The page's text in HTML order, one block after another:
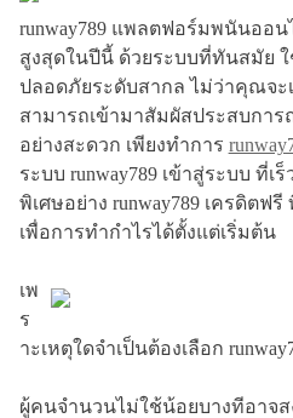
runway789 แพลตฟอร์มพนันออ
สูงสุดในปีนี้ ด้วยระบบที่ทันสมัย
ปลอดภัยระดับสากล ไม่ว่าคุณจ
สามารถเข้ามาสัมผัสประสบการ
อย่างสะดวก เพียงทำการ
ระบบ runway789 เข้าสู่ระบบ ที่
พิเศษอย่าง runway789 เครดิตฟ
เพื่อการทำกำไรได้ตั้งแต่เริ่มต้น
เพ
ร
าะเหตุใดจำเป็นต้องเลือก
ผู้คนจำนวนไม่ใช้น้อยบางทีอาจส